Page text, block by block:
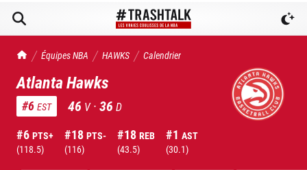
TrashTalk Actu NBA
Équipes NBA HAWKS Calendrier
Atlanta Hawks
#6 EST 46 V ·36 D
#6 PTS+
(118.5)
#18 PTS-
(116)
#18 REB
(43.5)
#1 AST
(30.1)